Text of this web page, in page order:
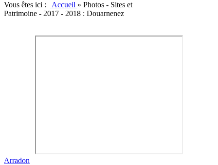
Vous êtes ici :
Accueil » Photos - Sites et
Patrimoine - 2017 - 2018 : Douarnenez
Arradon